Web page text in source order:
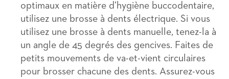
optimaux en matière d’hygiène buccodentaire,
utilisez une brosse à dents électrique. Si vous
utilisez une brosse à dents manuelle, tenez-la à
un angle de 45 degrés des gencives. Faites de
petits mouvements de va-et-vient circulaires
pour brosser chacune des dents. Assurez-vous